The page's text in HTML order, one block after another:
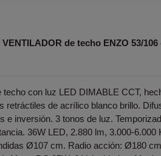
de techo ENZO 53/
techo con luz LED DIMABLE CCT,
retráctiles de acrílico blanco brillo.
e inversión. 3 tonos de luz.
36W LED, 2.880 lm, 3.000-6.000
Ø107 cm. Radio acción: Ø180